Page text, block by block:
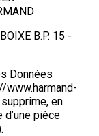
B.P. 15 -
Données
www.harmand-
en
pièce